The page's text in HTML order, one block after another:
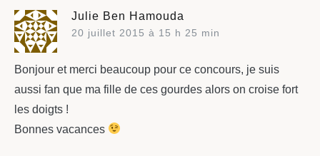
Julie Ben Hamouda
20 juillet 2015 à 15 h 25 min
Bonjour et merci beaucoup pour ce concours, je suis
aussi fan que ma fille de ces gourdes alors on croise fort
les doigts !
Bonnes vacances